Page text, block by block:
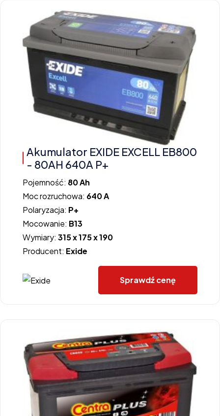
Akumulator EXIDE EXCELL EB800
- 80AH 640A P+
Pojemność: 80 Ah
Moc rozruchowa: 640 A
Polaryzacja: P+
Mocowanie: B13
Wymiary: 315 x 175 x 190
Producent: Exide
Sprawdź cenę